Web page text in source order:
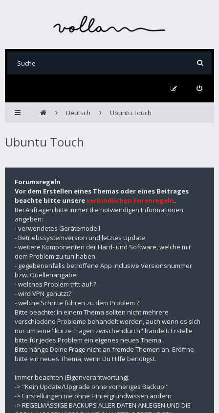
Deutsch Ubuntu Touch
Ubuntu Touch
Forumsregeln
Vor dem Erstellen eines Themas oder eines Beitrages
beachte bitte unsereverbindlichen Forenregeln.
Bei Anfragen bitte immer die notwendigen Informationen
angeben:
- verwendetes Gerätemodell
- Betriebssystemversion und letztes Update
- weitere Komponenten der Hard- und Software, welche mit
dem Problem zu tun haben
- gegebenenfalls betroffene App inclusive Versionsnummer
bzw. Quellenangabe
- welches Problem tritt auf ?
- wird VPN genutzt?
- welche Schritte führen zu dem Problem ?
Bitte beachte: In einem Thema sollten nicht mehrere
verschiedene Probleme behandelt werden, auch wenn es sich
nur um eine "kurze Fragen zwischendurch" handelt. Erstelle
bitte für jedes Problem ein eigenes neues Thema.
Bitte hänge Deine Frage nicht an fremde Themen an. Eröffne
bitte ein neues Thema, wenn Du Hilfe benötigst.
Immer beachten (Eigenverantwortung):
-> "Kein Update/Upgrade ohne vorheriges Backup!"
-> Einstellungen nie ohne Hintergrundwissen ändern
-> REGELMÄSSIGE BACKUPS ALLER DATEN ANLEGEN UND DIE